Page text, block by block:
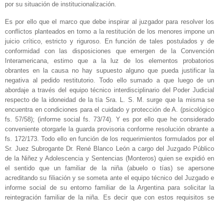
por su situación de institucionalización.
Es por ello que el marco que debe inspirar al juzgador para resolver los
conflictos planteados en torno a la restitución de los menores impone un
juicio crítico, estricto y riguroso. En función de tales postulados y de
conformidad con las disposiciones que emergen de la Convención
Interamericana, estimo que a la luz de los elementos probatorios
obrantes en la causa no hay supuesto alguno que pueda justificar la
negativa al pedido restitutorio. Todo ello sumado a que luego de un
abordaje a través del equipo técnico interdisciplinario del Poder Judicial
respecto de la idoneidad de la tía Sra. L. S. M. surge que la misma se
encuentra en condiciones para el cuidado y protección de A. (psicológico
fs. 57/58); (informe social fs. 73/74). Y es por ello que he considerado
conveniente otorgarle la guarda provisoria conforme resolución obrante a
fs. 172/173. Todo ello en función de los requerimientos formulados por el
Sr. Juez Subrogante Dr. René Blanco León a cargo del Juzgado Público
de la Niñez y Adolescencia y Sentencias (Monteros) quien se expidió en
el sentido que un familiar de la niña (abuelo o tías) se apersone
acreditando su filiación y se someta ante el equipo técnico del Juzgado e
informe social de su entorno familiar de la Argentina para solicitar la
reintegración familiar de la niña. Es decir que con estos requisitos se